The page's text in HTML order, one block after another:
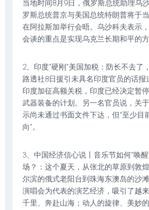
当地时间8月9日，俄罗斯总统助理乌
罗斯总统普京与美国总统特朗普将于
在阿拉斯加举行会晤。乌沙科夫表示
会谈的重点是实现乌克兰长期和平的方
2、印度“硬刚”美国加税：防长不去了
路透社8日援引未具名印度官员的话报
印度加征高额关税，印度已经决定暂
武器装备的计划。另一名官员说，关
示尚未通过书面文件下达，但“至少目
向”。
3、中国经济信心说丨音乐节如何“唤
场？：这个夏天，从张北的草原到敦
尔滨的俄式老阳台到珠海东澳岛的沙
演唱会为代表的演艺经济，吸引了越
千里、奔赴山海；动人的旋律、美妙